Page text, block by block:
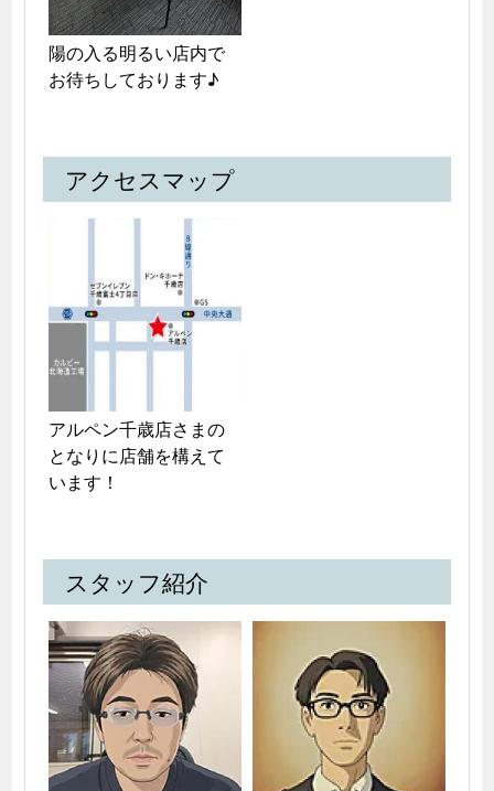
陽の入る明るい店内で
お待ちしております♪
アクセスマップ
アルペン千歳店さまの
となりに店舗を構えて
います！
スタッフ紹介